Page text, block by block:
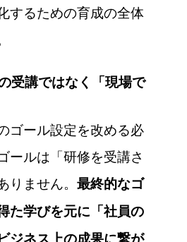
ことで得られるメリット
資料の目次はじ...
するための育成の全体
受講ではなく「現場で
ゴール設定を改める必
ールは「研修を受講さ
りません。 最終的なゴ
た学びを元に「社員の